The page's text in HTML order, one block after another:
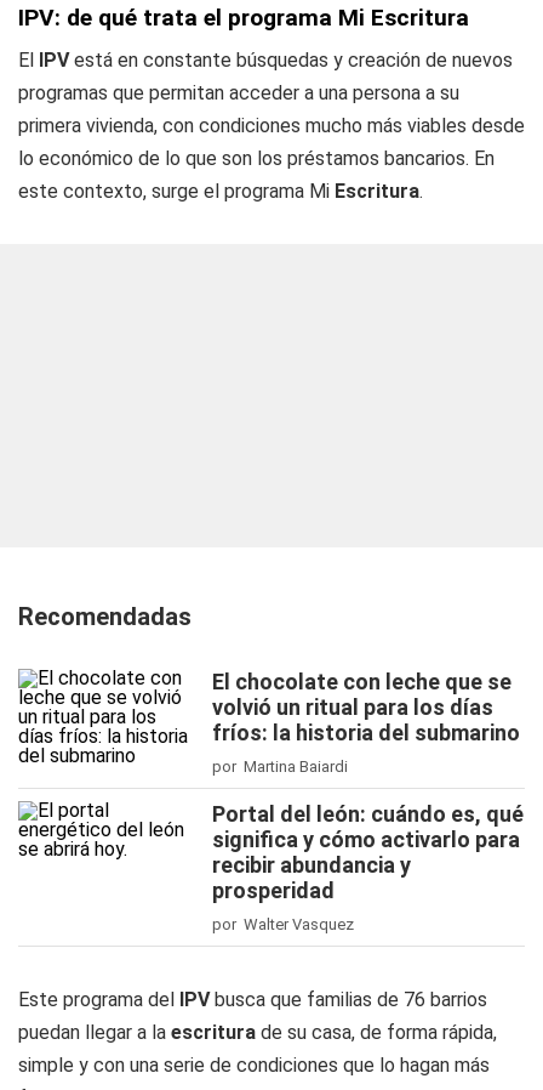
IPV: de qué trata el programa Mi Escritura
El IPVestá en constante búsquedas y creación de nuevos
programas que permitan acceder a una persona a su
primera vivienda, con condiciones mucho más viables desde
lo económico de lo que son los préstamos bancarios. En
este contexto, surge el programa Mi Escritura.
Recomendadas
El chocolate con leche que se
volvió un ritual para los días
fríos: la historia del submarino
por Martina Baiardi
Portal del león: cuándo es, qué
significa y cómo activarlo para
recibir abundancia y
prosperidad
por Walter Vasquez
Este programa del IPVbusca que familias de 76 barrios
puedan llegar a la escritura de su casa, de forma rápida,
simple y con una serie de condiciones que lo hagan más